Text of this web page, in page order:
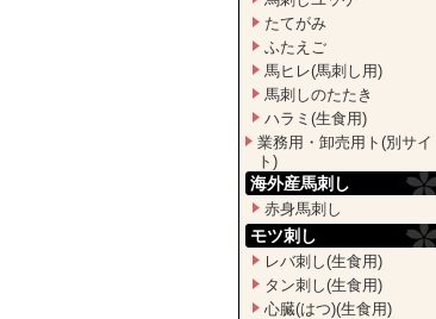
たてがみ
ふたえご
馬ヒレ(馬刺し用)
馬刺しのたたき
ハラミ(生食用)
業務用・卸売用ト(別サイ
ト)
海外産馬刺し
赤身馬刺し
モツ刺し
レバ刺し(生食用)
タン刺し(生食用)
心臓(はつ)(生食用)